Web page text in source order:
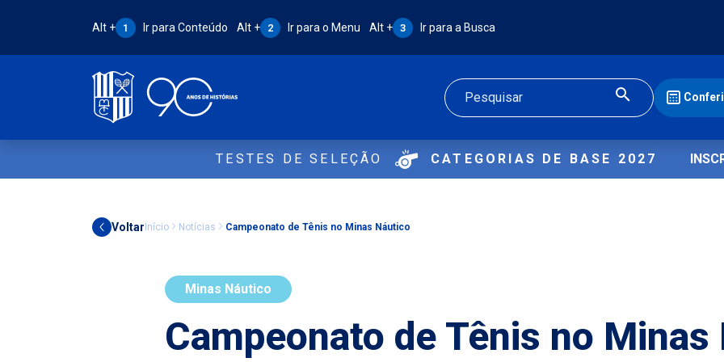
Atalho Alt + 1:
Alt + 1 Ir para Conteúdo Atalho Alt + 2:
Alt + 2 Ir para o Menu Atalho Alt + 3:
Alt + 3 Ir para a Busca
Buscar
TESTES DE SELEÇÃO CATEGORIAS DE BASE 2027
Voltar Início Notícias Campeonato de Tênis no Minas Náutico
Minas Náutico
Campeonato de Tênis no Minas